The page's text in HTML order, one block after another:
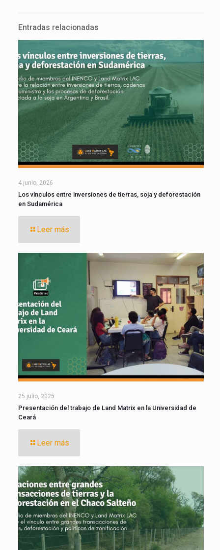
Entradas relacionadas
4 junio, 2026
Los vínculos entre inversiones de tierras, soja y deforestación
en Sudamérica
Leer más
25 julio, 2025
Presentación del trabajo de Land Matrix en la Universidad de
Ceará
Leer más